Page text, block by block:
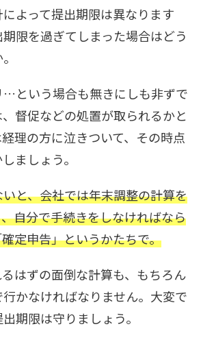
よって提出期限は異なります
限を過ぎてしまった場合はどう
…という場合も無きにしも非ずで
督促などの処置が取られるかと
理の方に泣きついて、その時点
ましょう。
と、会社では年末調整の計算を
自分で手続きをしなければなら
定申告」というかたちで。
はずの面倒な計算も、もちろん
かなければなりません。大変で
期限は守りましょう。